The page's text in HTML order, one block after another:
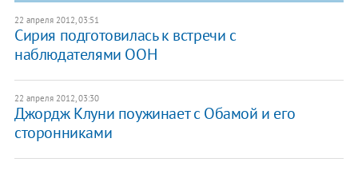
22 апреля 2012, 03:51
Сирия подготовилась к встречи с
наблюдателями ООН
22 апреля 2012, 03:30
Джордж Клуни поужинает с Обамой и его
сторонниками